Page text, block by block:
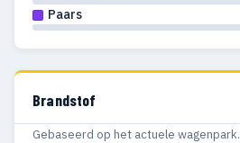
Paars
Brandstof
Gebaseerd op het actuele wagenpark.